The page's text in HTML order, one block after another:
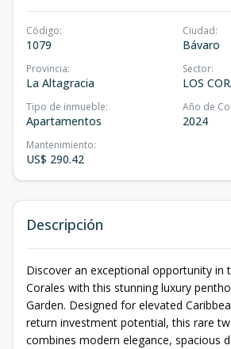
Código:
1079
Ciudad:
Bávaro
Provincia:
La Altagracia
Sector:
LOS
Tipo de inmueble:
Apartamentos
Año de
2024
Mantenimiento:
US$ 290.42
Descripción
Discover an exceptional opportunity in
Corales with this stunning luxury
Garden. Designed for elevated
return investment potential, this rare
combines modern elegance, spacious